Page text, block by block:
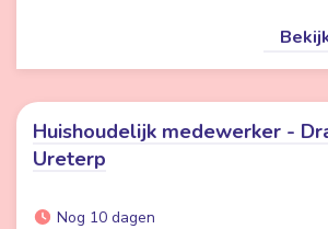
Huishoudelijk medewerker -
Ureterp
Nog 10 dagen